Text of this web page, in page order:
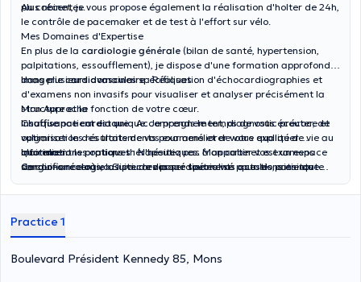
plus récentes.
Au cabinet, je vous propose également la réalisation d'holter de 24h,
le contrôle de pacemaker et de test à l'effort sur vélo.
Mes Domaines d'Expertise
En plus de la cardiologie générale (bilan de santé, hypertension,
palpitations, essoufflement), je dispose d'une formation approfondie
dans plusieurs domaines spécifiques :
Imagerie cardiovasculaire :Réalisation d'échocardiographies et
d'examens non invasifs pour visualiser et analyser précisément la
structure et la fonction de votre cœur.
Insuffisance cardiaque :Accompagnement, diagnostic précoce et
optimisation des traitements pour améliorer votre qualité de vie au
quotidien.
Cardio-oncologie :Suivi cardiaque spécialisé pour les patients
éventuels effets secondaires des traitements (chimiothérapie,
Mon Approche
Chaque patient est unique. Je prends le temps de vous écouter, de
vulgariser les résultats de vos examens et de vous expliquer
clairement les options thérapeutiques. Mon cabinet est un espace
de confiance où vous pourrez poser toutes vos questions en toute
Informations pratiques :N'hésitez pas à apporter vos examens
sanguins récents, la liste de vos médicaments actuels, ainsi que
consultation.
Practice 1
Boulevard Président Kennedy 85, Mons